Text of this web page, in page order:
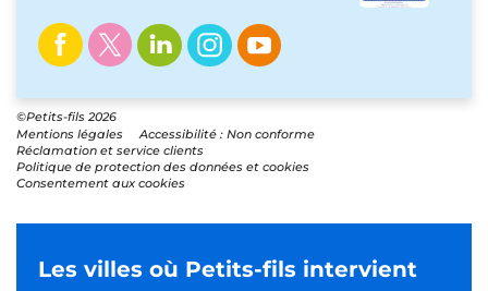
©Petits-fils 2026
Mentions légales
Accessibilité : Non conforme
Réclamation et service clients
Politique de protection des données et cookies
Consentement aux cookies
Les villes où Petits-fils intervient